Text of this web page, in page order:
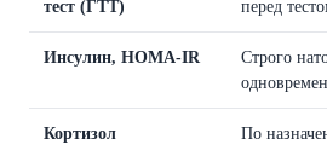
тест (ГТТ) перед
Инсулин, HOMA-IR
Строго
Кортизол
По